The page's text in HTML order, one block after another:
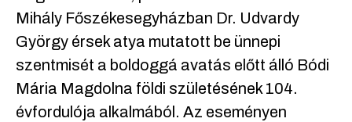
Mihály Főszékesegyházban Dr. Udvardy
György érsek atya mutatott be ünnepi
szentmisét a boldoggá avatás előtt álló Bódi
Mária Magdolna földi születésének 104.
évfordulója alkalmából. Az eseményen